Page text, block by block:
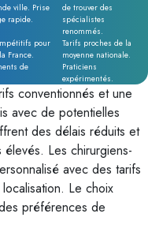
ville. Prise
rapide.
de trouver des
spécialistes
renommés.
pour
France.
de
Tarifs proches de la
moyenne nationale.
Praticiens
expérimentés.
conventionnés et une
avec de potentielles
des délais réduits et
Les chirurgiens-
avec des tarifs
Le choix
préférences de